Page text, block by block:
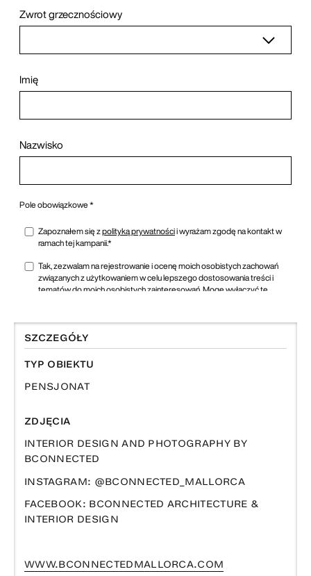
SZCZEGÓŁY
TYP OBIEKTU
PENSJONAT
ZDJĘCIA
INTERIOR DESIGN AND PHOTOGRAPHY BY
BCONNECTED
INSTAGRAM: @BCONNECTED_MALLORCA
FACEBOOK: BCONNECTED ARCHITECTURE &
INTERIOR DESIGN
WWW.BCONNECTEDMALLORCA.COM